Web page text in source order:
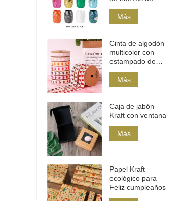
cinta de
polietileno
Más
Cinta de algodón
multicolor con
estampado de
corazones
Más
Caja de jabón
Kraft con ventana
Más
Papel Kraft
ecológico para
Feliz cumpleaños